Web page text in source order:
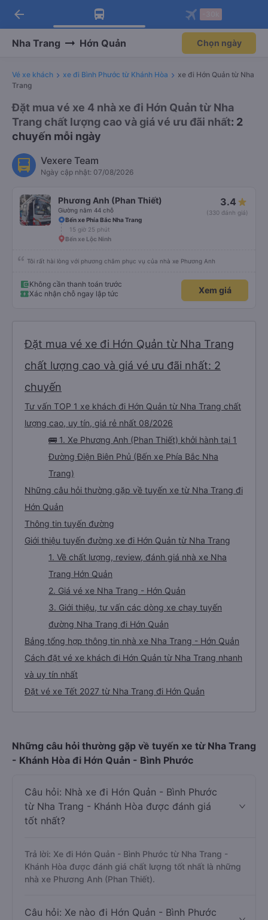
Tải app Vexere ngay!
Nhận ưu đãi thành viên độc
Mở app
Tải app Vexere
-30k/ghế khi đặt vé máy bay qua
Mở app
arrow_back
Nha Trang Hớn Quản Chọn ngày
Vé xe khách xe đi Bình Phước từ Khánh Hòa
xe đi Hớn Quản từ Nha
Trang
Đặt mua vé xe 4 nhà xe đi Hớn Quản từ Nha
Trang chất lượng cao và giá vé ưu đãi nhất: 2
chuyến mỗi ngày
Vexere Team
Ngày cập nhật: 07/08/2026
Phương Anh (Phan Thiết)
Giường nằm 44 chỗ
3.4
(330 đánh giá)
Bến xe Phía Bắc Nha Trang
15 giờ 25 phút
Bến xe Lộc Ninh
Tôi rất hài lòng với phương châm phục vụ của nhà xe Phương Anh
Không cần thanh toán trước
Xác nhận chỗ ngay lập tức
Xem giá
Đặt mua vé xe đi Hớn Quản từ Nha Trang
chất lượng cao và giá vé ưu đãi nhất: 2
chuyến
Tư vấn TOP 1 xe khách đi Hớn Quản từ Nha Trang chất
lượng cao, uy tín, giá rẻ nhất 08/2026
🚌 1. Xe Phương Anh (Phan Thiết) khởi hành tại 1
Đường Điện Biên Phủ (Bến xe Phía Bắc Nha
Trang)
Những câu hỏi thường gặp về tuyến xe từ Nha Trang đi
Hớn Quản
Thông tin tuyến đường
Giới thiệu tuyến đường xe đi Hớn Quản từ Nha Trang
1. Về chất lượng, review, đánh giá nhà xe Nha
Trang Hớn Quản
2. Giá vé xe Nha Trang - Hớn Quản
3. Giới thiệu, tư vấn các dòng xe chạy tuyến
đường Nha Trang đi Hớn Quản
Bảng tổng hợp thông tin nhà xe Nha Trang - Hớn Quản
Cách đặt vé xe khách đi Hớn Quản từ Nha Trang nhanh
và uy tín nhất
Đặt vé xe Tết 2027 từ Nha Trang đi Hớn Quản
Những câu hỏi thường gặp về tuyến xe từ Nha Trang
- Khánh Hòa đi Hớn Quản - Bình Phước
Câu hỏi: Nhà xe đi Hớn Quản - Bình Phước
từ Nha Trang - Khánh Hòa được đánh giá
tốt nhất?
Trả lời: Xe đi Hớn Quản - Bình Phước từ Nha Trang -
Khánh Hòa được đánh giá chất lượng tốt nhất là những
nhà xe Phương Anh (Phan Thiết).
Câu hỏi: Xe nào đi Hớn Quản - Bình Phước